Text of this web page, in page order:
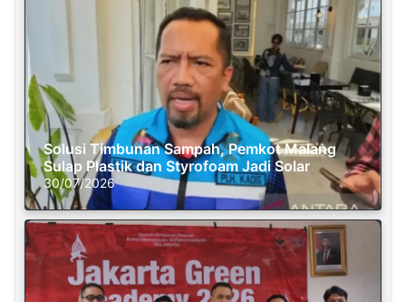
Solusi Timbunan Sampah, Pemkot Malang
Sulap Plastik dan Styrofoam Jadi Solar
30/07/2026